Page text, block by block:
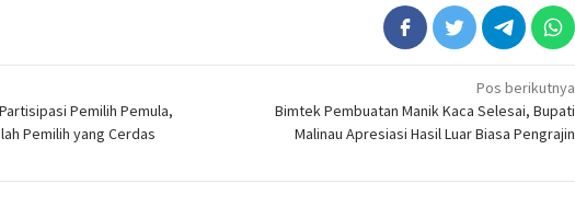
Pemilih Pemula,
Pemilih yang Cerdas
Pos berikutnya
Bimtek Pembuatan Manik Kaca Selesai, Bupati
Malinau Apresiasi Hasil Luar Biasa Pengrajin